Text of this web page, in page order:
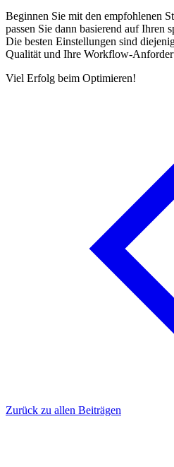
Beginnen Sie mit den empfohlenen
passen Sie dann basierend auf Ihren
Die besten Einstellungen sind
Qualität und Ihre Workflow-
Viel Erfolg beim Optimieren!
Zurück zu allen Beiträgen